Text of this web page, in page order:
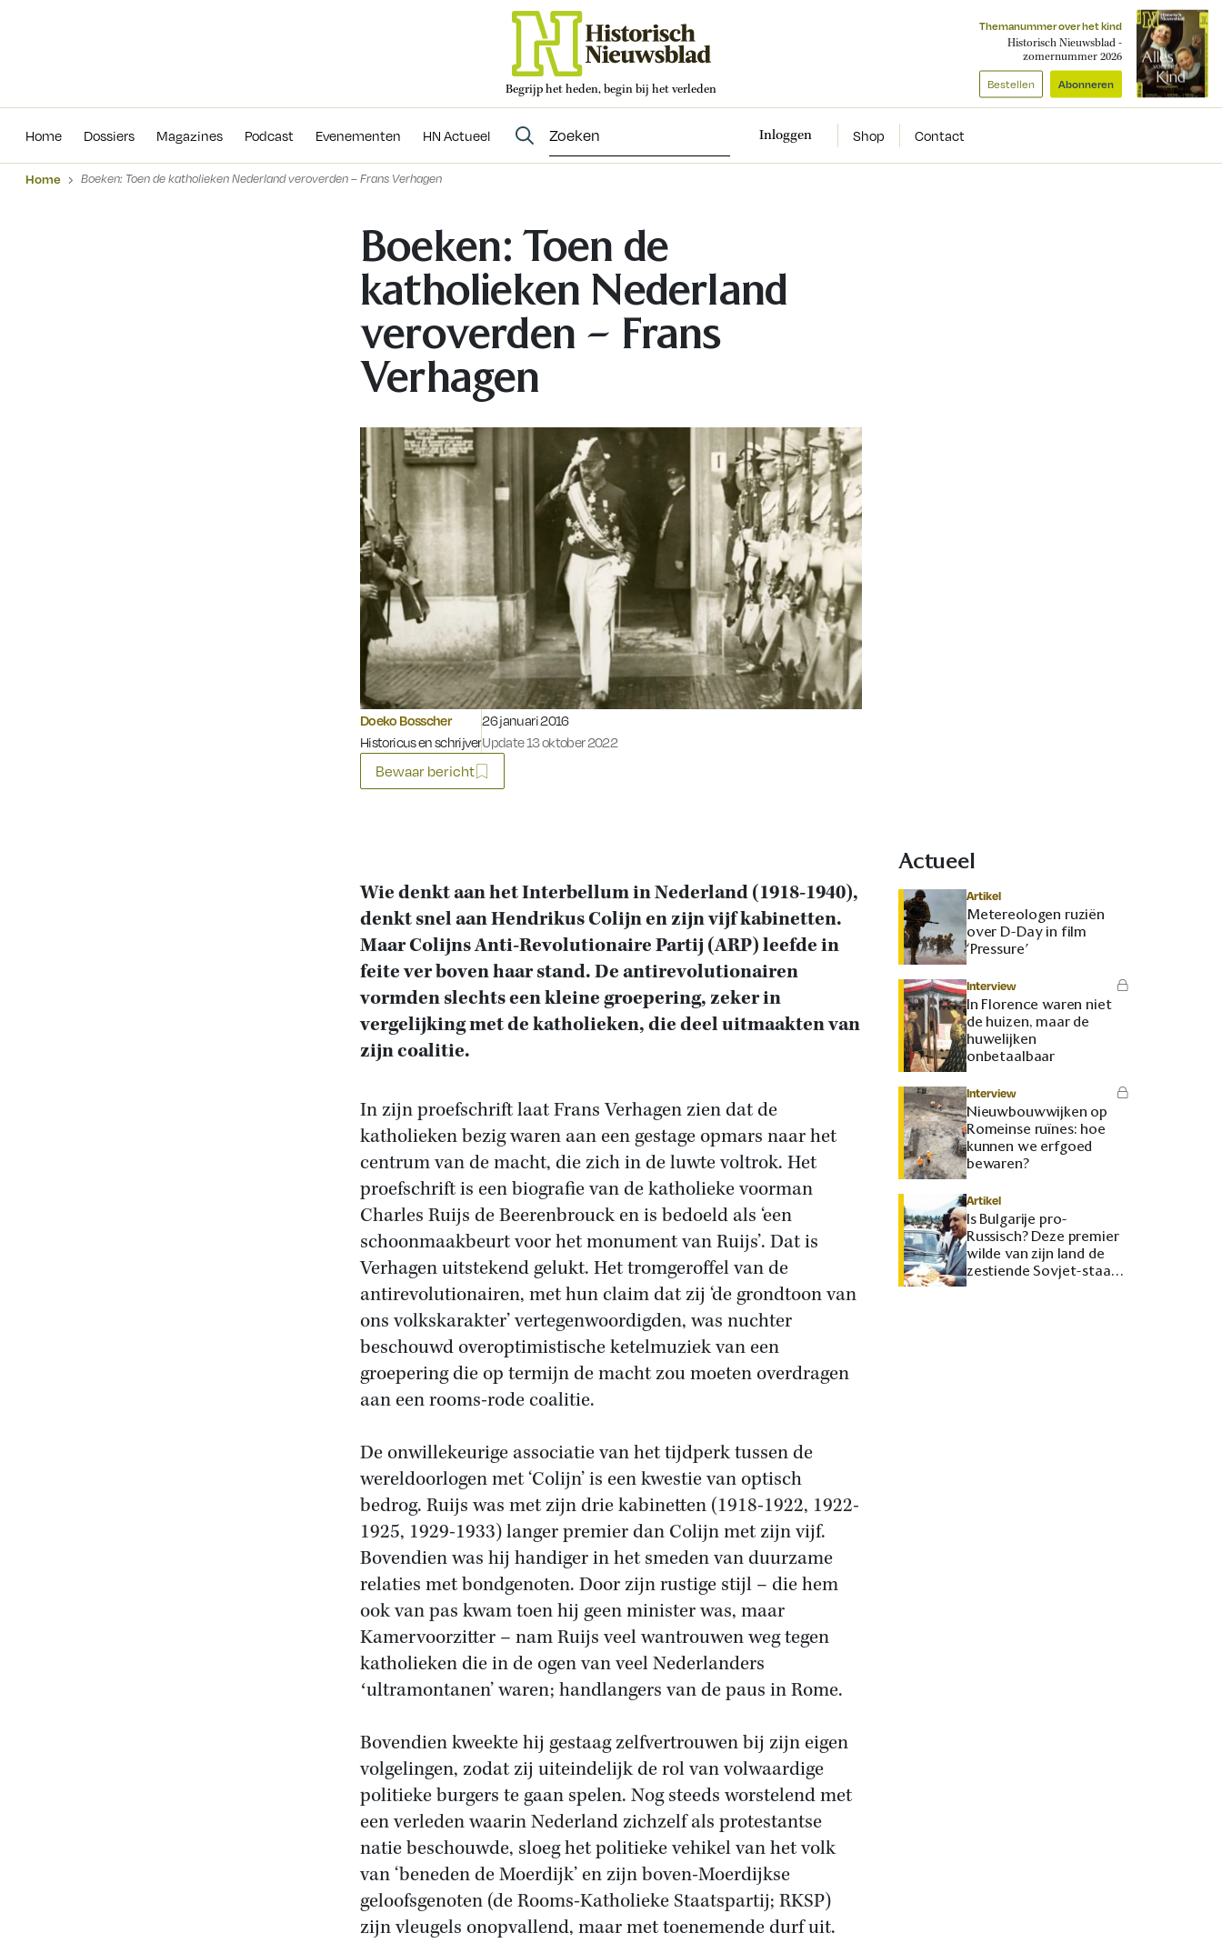
Begrijp het heden, begin bij het verleden
Themanummer over het kind
Historisch Nieuwsblad -
zomernummer 2026
Bestellen Abonneren
Home Dossiers Magazines Podcast Evenementen HN Actueel Inloggen Shop Contact
Evenementen
Home Boeken: Toen de katholieken Nederland veroverden – Frans Verhagen
Boeken: Toen de
katholieken Nederland
veroverden – Frans
Verhagen
Doeko Bosscher
Historicus en schrijver
Gepubliceerd op:
26 januari 2016
Update 13 oktober 2022
Bewaar bericht
Wie denkt aan het Interbellum in Nederland (1918-1940),
denkt snel aan Hendrikus Colijn en zijn vijf kabinetten.
Maar Colijns Anti-Revolutionaire Partij (ARP) leefde in
feite ver boven haar stand. De antirevolutionairen
vormden slechts een kleine groepering, zeker in
vergelijking met de katholieken, die deel uitmaakten van
zijn coalitie.
In zijn proefschrift laat Frans Verhagen zien dat de
katholieken bezig waren aan een gestage opmars naar het
centrum van de macht, die zich in de luwte voltrok. Het
proefschrift is een biografie van de katholieke voorman
Charles Ruijs de Beerenbrouck en is bedoeld als ‘een
schoonmaakbeurt voor het monument van Ruijs’. Dat is
Verhagen uitstekend gelukt. Het tromgeroffel van de
antirevolutionairen, met hun claim dat zij ‘de grondtoon van
ons volkskarakter’ vertegenwoordigden, was nuchter
beschouwd overoptimistische ketelmuziek van een
groepering die op termijn de macht zou moeten overdragen
aan een rooms-rode coalitie.
De onwillekeurige associatie van het tijdperk tussen de
wereldoorlogen met ‘Colijn’ is een kwestie van optisch
bedrog. Ruijs was met zijn drie kabinetten (1918-1922, 1922-
1925, 1929-1933) langer premier dan Colijn met zijn vijf.
Bovendien was hij handiger in het smeden van duurzame
relaties met bondgenoten. Door zijn rustige stijl – die hem
ook van pas kwam toen hij geen minister was, maar
Kamervoorzitter – nam Ruijs veel wantrouwen weg tegen
katholieken die in de ogen van veel Nederlanders
ʻultramontanen’ waren; handlangers van de paus in Rome.
Bovendien kweekte hij gestaag zelfvertrouwen bij zijn eigen
volgelingen, zodat zij uiteindelijk de rol van volwaardige
politieke burgers te gaan spelen. Nog steeds worstelend met
een verleden waarin Nederland zichzelf als protestantse
natie beschouwde, sloeg het politieke vehikel van het volk
van ‘beneden de Moerdijk’ en zijn boven-Moerdijkse
geloofsgenoten (de Rooms-Katholieke Staatspartij; RKSP)
zijn vleugels onopvallend, maar met toenemende durf uit.
Actueel
Artikel
Metereologen ruziën
over D-Day in film
‘Pressure’
Interview
In Florence waren niet
de huizen, maar de
huwelijken
onbetaalbaar
Interview
Nieuwbouwwijken op
Romeinse ruïnes: hoe
kunnen we erfgoed
bewaren?
Artikel
Is Bulgarije pro-
Russisch? Deze premier
wilde van zijn land de
zestiende Sovjet-staat
maken